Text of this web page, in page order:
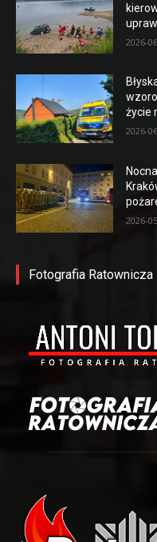
2026-
życie
2026-
2026-
Fotografia Ratownicza